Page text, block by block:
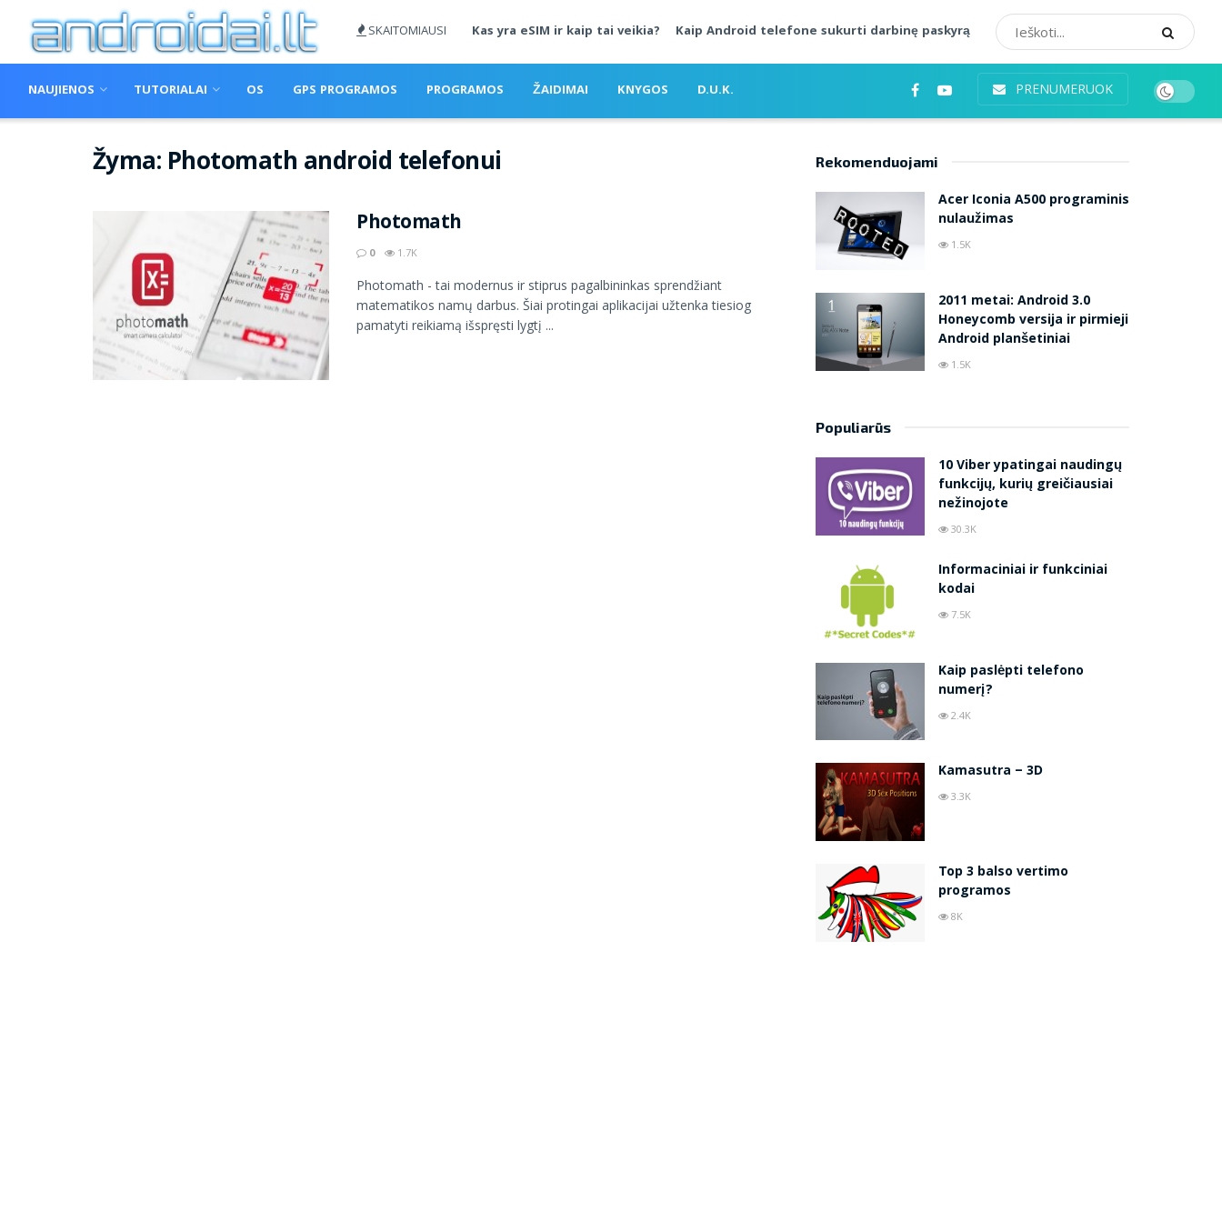
SKAITOMIAUSI Kas yra eSIM ir kaip tai veikia? Kaip Android telefone sukurti darbinę paskyrą
NAUJIENOS TUTORIALAI OS GPS PROGRAMOS PROGRAMOS ŽAIDIMAI KNYGOS D.U.K. PRENUMERUOK
Žyma: Photomath android telefonui
Photomath
0 1.7K
Photomath - tai modernus ir stiprus pagalbininkas sprendžiant
matematikos namų darbus. Šiai protingai aplikacijai užtenka tiesiog
pamatyti reikiamą išspręsti lygtį ...
Rekomenduojami
Acer Iconia A500 programinis
nulaužimas
1.5K
2011 metai: Android 3.0
Honeycomb versija ir pirmieji
Android planšetiniai
1.5K
Populiarūs
10 Viber ypatingai naudingų
funkcijų, kurių greičiausiai
nežinojote
30.3K
Informaciniai ir funkciniai
kodai
7.5K
Kaip paslėpti telefono
numerį?
2.4K
Kamasutra – 3D
3.3K
Top 3 balso vertimo
programos
8K